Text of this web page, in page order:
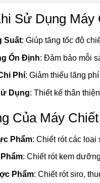
Sử Dụng Máy
Suất: Giúp tăng tốc độ
Ổn Định: Đảm bảo mỗi
Phí: Giảm thiểu lãng
Dụng: Thiết kế thân
Của Máy
Phẩm: Chiết rót các loại
: Chiết rót kem
Phẩm: Chiết rót siro,